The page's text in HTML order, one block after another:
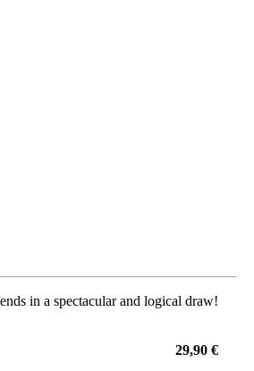
in a spectacular and logical draw!
29,90 €